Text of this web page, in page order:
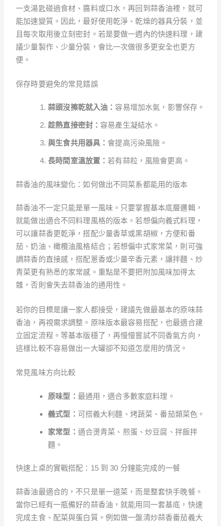
一支湯匙碰過食材、醬料或口水，再回到蒜香油裡，就可
能加速變質。因此，最好使用乾淨、乾燥的器具分裝，並
且每次取用後立刻密封。若是要做一週內的快速料理，建
議少量製作、少量分裝，會比一次做很多更安全也更方
便。
保存時要避免的常見錯誤
蒜頭沒擦乾就入油： 容易增加水氣，影響保存。
趁熱直接密封： 容易產生凝結水。
與生食共用器具：會提高污染風險。
長時間室溫放置：若有蒜粒，風險會更高。
蒜香油的風味變化：如何做出不同菜系都能用的版本
蒜香油不一定只能是單一風味。只要掌握基本底層邏輯，
就能做出適合不同料理風格的版本。若想偏向義式料理，
可以讓蒜香更乾淨，搭配少量香草或黑胡椒，方便和番
茄、奶油、橄欖油風格結合；若想偏中式家常菜，則可強
調蒜香的直接感，搭配蔥香或少量辛香元素，讓拌麵、炒
青菜更有熟悉的家常感。重點是不要把附加風味加得太
雜，否則會失去蒜香油的通用性。
若你的目標是讓一家人都接受，建議先做最基本的原味蒜
香油，再視需求調整。原味版本最容易搭配，也最適合建
立固定流程。等基本版穩了，再慢慢嘗試不同香氣方向，
這樣比較不容易做出一大罐卻不知道怎麼用的情況。
常見風味方向比較
原味型： 最通用，適合多數家庭料理。
義式型： 可搭義大利麵、烤蔬菜、番茄類菜色。
家常型： 適合燙青菜、煎蛋、炒豆腐、拌飯拌
麵。
快速上桌的實戰搭配：15 到 30 分鐘能完成的一餐
蒜香油最適合的，不只是單一道菜，而是整套快手晚餐。
當你已經有一瓶備好的蒜香油，就能用同一套基底，快速
完成主食、配菜與蛋白質。例如做一盤清炒蒜香番茄義大